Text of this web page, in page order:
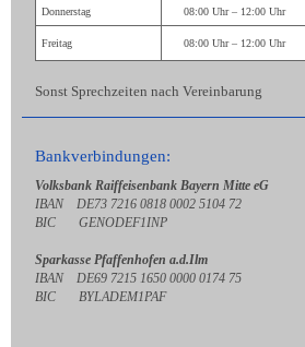
Donnerstag 08:00 Uhr – 12:00 Uhr
Freitag 08:00 Uhr – 12:00 Uhr
Sonst Sprechzeiten nach Vereinbarung
Bankverbindungen:
Volksbank Raiffeisenbank Bayern Mitte eG
IBAN DE73 7216 0818 0002 5104 72
BIC GENODEF1INP
Sparkasse Pfaffenhofen a.d.Ilm
IBAN DE69 7215 1650 0000 0174 75
BIC BYLADEM1PAF